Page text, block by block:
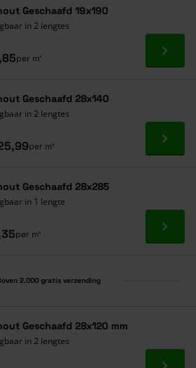
Geschaafd 19x190
in 2 lengtes
per m¹ Ga
Geschaafd 28x140
in 2 lengtes
per m¹ Ga
Geschaafd 28x285
in 1 lengte
per m¹ Ga
2.000 gratis verzending
Geschaafd 28x120 mm
in 2 lengtes